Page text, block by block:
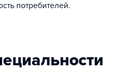
потребителей.